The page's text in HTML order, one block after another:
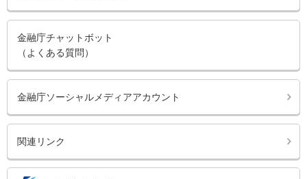
金融庁チャットボット
（よくある質問）
金融庁ソーシャルメディアアカウント
関連リンク